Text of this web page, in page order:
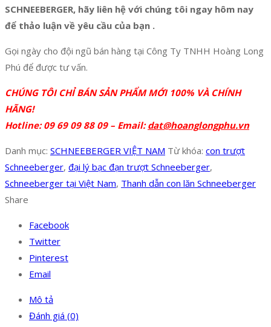
SCHNEEBERGER, hãy liên hệ với chúng tôi ngay hôm nay
để thảo luận về yêu cầu của bạn .
Gọi ngày cho đội ngũ bán hàng tại Công Ty TNHH Hoàng Long
Phú để được tư vấn.
CHÚNG TÔI CHỈ BÁN SẢN PHẨM MỚI 100% VÀ CHÍNH
HÃNG!
Hotline: 09 69 09 88 09 – Email:dat@hoanglongphu.vn
Danh mục: SCHNEEBERGER VIỆT NAM Từ khóa: con trượt
Schneeberger, đại lý bạc đạn trượt Schneeberger,
Schneeberger tại Việt Nam, Thanh dẫn con lăn Schneeberger
Share
Facebook
Twitter
Pinterest
Email
Mô tả
Đánh giá (0)